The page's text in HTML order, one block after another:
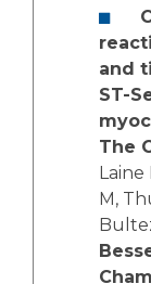
and
ST-
The
M,